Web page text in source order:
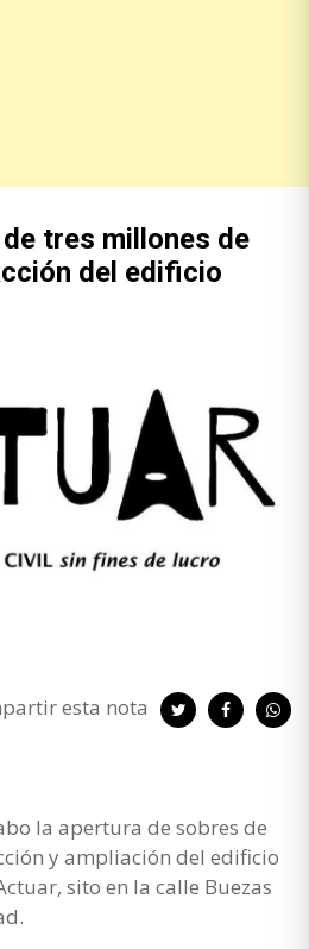
tres millones de
del edificio
esta nota
la apertura de sobres de
y ampliación del edificio
sito en la calle Buezas